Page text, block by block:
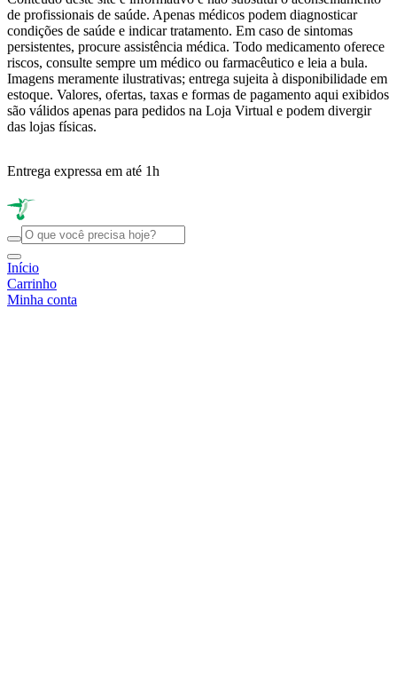
de profissionais de saúde. Apenas médicos podem diagnosticar
condições de saúde e indicar tratamento. Em caso de sintomas
persistentes, procure assistência médica. Todo medicamento oferece
riscos, consulte sempre um médico ou farmacêutico e leia a bula.
Imagens meramente ilustrativas; entrega sujeita à disponibilidade em
estoque. Valores, ofertas, taxas e formas de pagamento aqui exibidos
são válidos apenas para pedidos na Loja Virtual e podem divergir
das lojas físicas.
Entrega expressa em até 1h
Início
Carrinho
Minha conta